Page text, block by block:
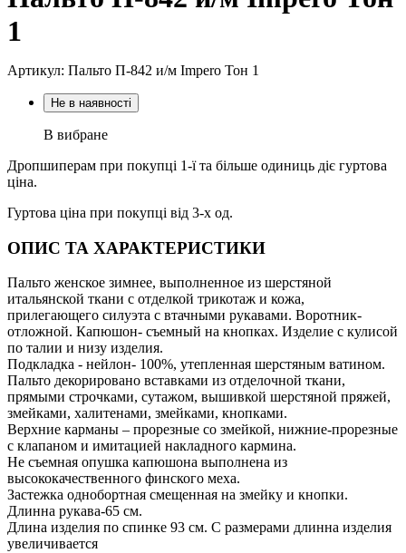
1
Артикул: Пальто П-842 и/м Impero Тон 1
Не в наявності
В вибране
Дропшиперам при покупці 1-ї та більше одиниць діє гуртова
ціна.
Гуртова ціна при покупці від 3-х од.
ОПИС ТА ХАРАКТЕРИСТИКИ
Пальто женское зимнее, выполненное из шерстяной
итальянской ткани с отделкой трикотаж и кожа,
прилегающего силуэта с втачными рукавами. Воротник-
отложной. Капюшон- съемный на кнопках. Изделие с кулисой
по талии и низу изделия.
Подкладка - нейлон- 100%, утепленная шерстяным ватином.
Пальто декорировано вставками из отделочной ткани,
прямыми строчками, сутажом, вышивкой шерстяной пряжей,
змейками, халитенами, змейками, кнопками.
Верхние карманы – прорезные со змейкой, нижние-прорезные
с клапаном и имитацией накладного кармина.
Не съемная опушка капюшона выполнена из
высококачественного финского меха.
Застежка однобортная смещенная на змейку и кнопки.
Длинна рукава-65 см.
Длина изделия по спинке 93 см. С размерами длинна изделия
увеличивается